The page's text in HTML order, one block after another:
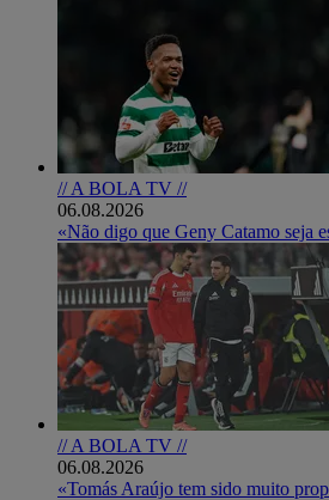
// A BOLA TV //
06.08.2026
«Não digo que Geny Catamo seja
// A BOLA TV //
06.08.2026
«Tomás Araújo tem sido muito